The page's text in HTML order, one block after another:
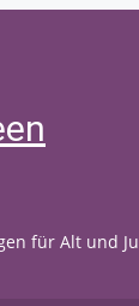
für Alt und